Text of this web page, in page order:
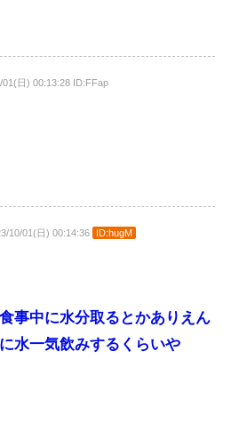
01(日) 00:13:28 ID:FFap
10/01(日) 00:14:36 ID:hugM
事中に水分取るとかありえん
水一気飲みするくらいや